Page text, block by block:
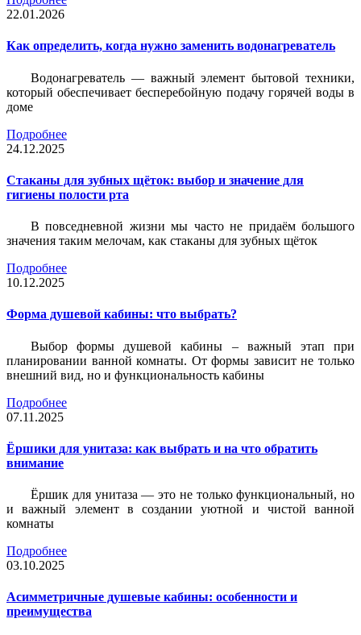
22.01.2026
Как определить, когда нужно заменить водонагреватель
Водонагреватель — важный элемент бытовой техники,
который обеспечивает бесперебойную подачу горячей воды в
доме
Подробнее
24.12.2025
Стаканы для зубных щёток: выбор и значение для
гигиены полости рта
В повседневной жизни мы часто не придаём большого
значения таким мелочам, как стаканы для зубных щёток
Подробнее
10.12.2025
Форма душевой кабины: что выбрать?
Выбор формы душевой кабины – важный этап при
планировании ванной комнаты. От формы зависит не только
внешний вид, но и функциональность кабины
Подробнее
07.11.2025
Ёршики для унитаза: как выбрать и на что обратить
внимание
Ёршик для унитаза — это не только функциональный, но
и важный элемент в создании уютной и чистой ванной
комнаты
Подробнее
03.10.2025
Асимметричные душевые кабины: особенности и
преимущества